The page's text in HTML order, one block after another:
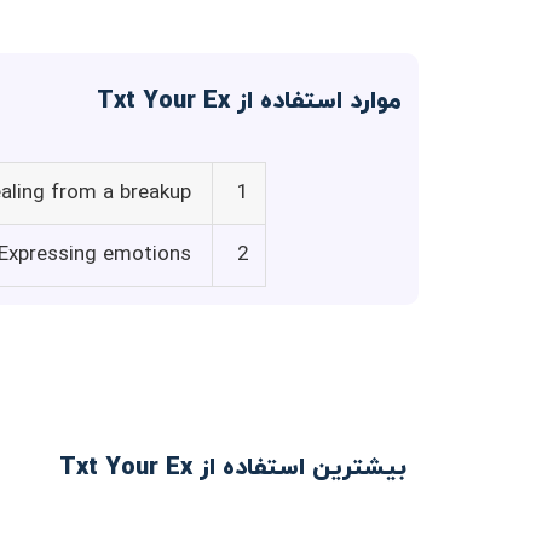
موارد استفاده از Txt Your Ex
1
from a breakup
2
emotions
بیشترین استفاده از Txt Your Ex